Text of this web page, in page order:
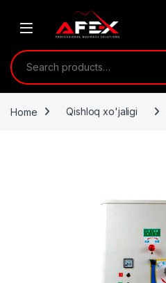
Search for:
Home Qishloq xo'jaligi